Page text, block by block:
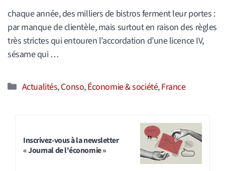
chaque année, des milliers de bistros ferment leur portes :
par manque de clientèle, mais surtout en raison des règles
très strictes qui entouren l’accordation d’une licence IV,
sésame qui …
Catégories
Actualités,Conso,Économie & société,France
Inscrivez-vous à la newsletter
« Journal de l'économie »